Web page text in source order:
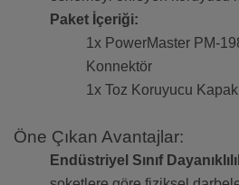
Paket İçeriği:
1x PowerMaster PM-
Konnektör
1x Toz Koruyucu
Öne Çıkan Avantajlar:
Endüstriyel Sınıf